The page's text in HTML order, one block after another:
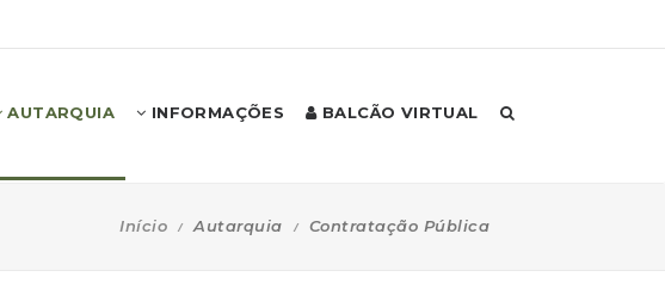
AUTARQUIA INFORMAÇÕES BALCÃO VIRTUAL
Início Autarquia Contratação Pública